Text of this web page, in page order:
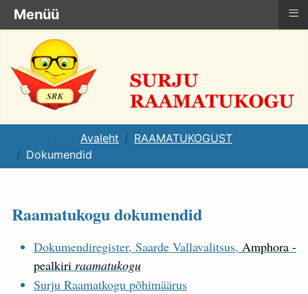
Avaleht
RAAMATUKOGUST
Dokumendid
Raamatukogu dokumendid
Dokumendiregister, Saarde Vallavalitsus, Amphora -
pealkiri raamatukogu
Surju Raamatkogu põhimäärus
Menüü ≡